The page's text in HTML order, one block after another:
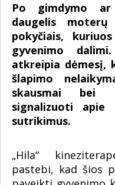
Po gimdymo ar
daugelis
pokyčiais,
gyvenimo
atkreipia dėmesį,
šlapimo
skausmai bei
signalizuoti apie
sutrikimus.
„Hila“
pastebi, kad šios